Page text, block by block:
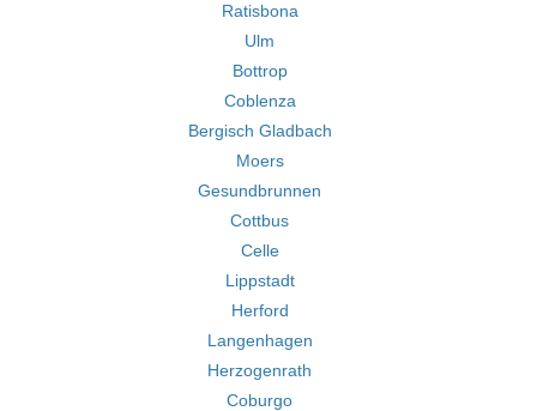
Ratisbona
Ulm
Bottrop
Coblenza
Bergisch Gladbach
Moers
Gesundbrunnen
Cottbus
Celle
Lippstadt
Herford
Langenhagen
Herzogenrath
Coburgo